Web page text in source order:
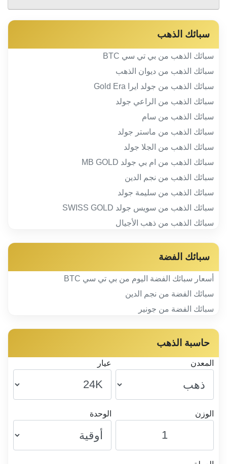
سبائك الذهب
سبائك الذهب من بي تي سي BTC
سبائك الذهب من ديوان الذهب
سبائك الذهب من جولد ايرا Gold Era
سبائك الذهب من الراعي جولد
سبائك الذهب من سام
سبائك الذهب من ماستر جولد
سبائك الذهب من الجلا جولد
سبائك الذهب من ام بي جولد MB GOLD
سبائك الذهب من نجم الدين
سبائك الذهب من سليمة جولد
سبائك الذهب من سويس جولد SWISS GOLD
سبائك الذهب من ذهب الأجيال
سبائك الفضة
أسعار سبائك الفضة اليوم من بي تي سي BTC
سبائك الفضة من نجم الدين
سبائك الفضة من جونير
حاسبة الذهب
المعدن عيار
الوزن الوحدة